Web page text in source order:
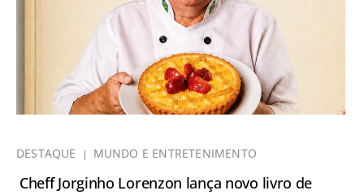
DESTAQUE MUNDO E ENTRETENIMENTO
Cheff Jorginho Lorenzon lança novo livro de